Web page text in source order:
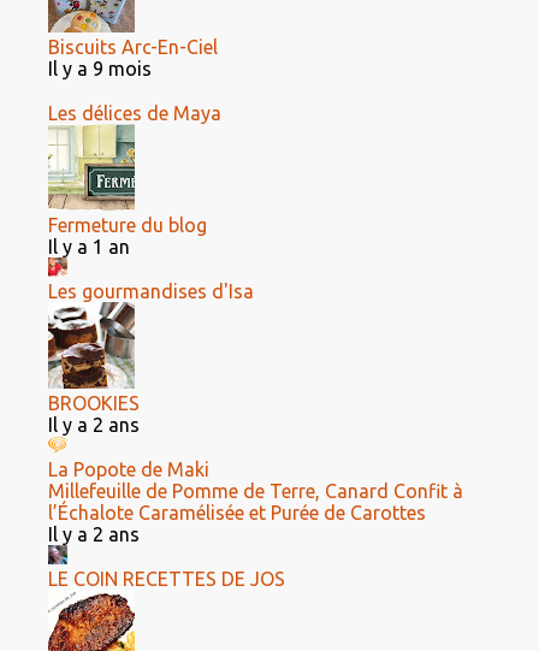
Biscuits Arc-En-Ciel
Il y a 9 mois
Les délices de Maya
Fermeture du blog
Il y a 1 an
Les gourmandises d'Isa
BROOKIES
Il y a 2 ans
La Popote de Maki
Millefeuille de Pomme de Terre, Canard Confit à
l’Échalote Caramélisée et Purée de Carottes
Il y a 2 ans
LE COIN RECETTES DE JOS